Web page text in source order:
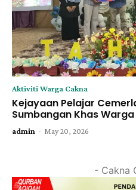
Aktiviti Warga Cakna
Kejayaan Pelajar
Sumbangan Khas
admin - May 20, 2026
- Cakna